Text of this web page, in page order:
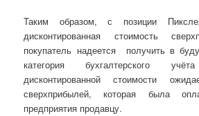
Таким образом, с позиции
дисконтированная стоимость
покупатель надеется получить в
категория бухгалтерского
дисконтированной стоимости
сверхприбылей, которая была
предприятия продавцу.